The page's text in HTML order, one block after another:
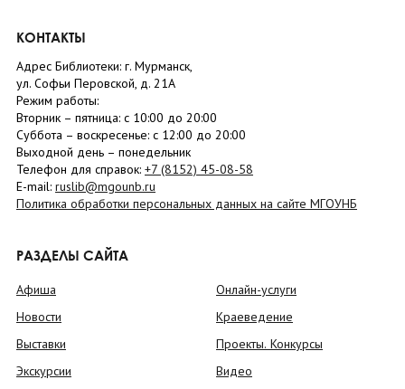
КОНТАКТЫ
Адрес Библиотеки: г. Мурманск,
ул. Софьи Перовской, д. 21А
Режим работы:
Вторник – пятница: с 10:00 до 20:00
Суббота – воскресенье: c 12:00 до 20:00
Выходной день – понедельник
Телефон для справок: +7 (8152) 45-08-58
E-mail: ruslib@mgounb.ru
Политика обработки персональных данных на сайте МГОУНБ
РАЗДЕЛЫ САЙТА
Афиша
Новости
Выставки
Экскурсии
Онлайн-услуги
Краеведение
Проекты. Конкурсы
Видео